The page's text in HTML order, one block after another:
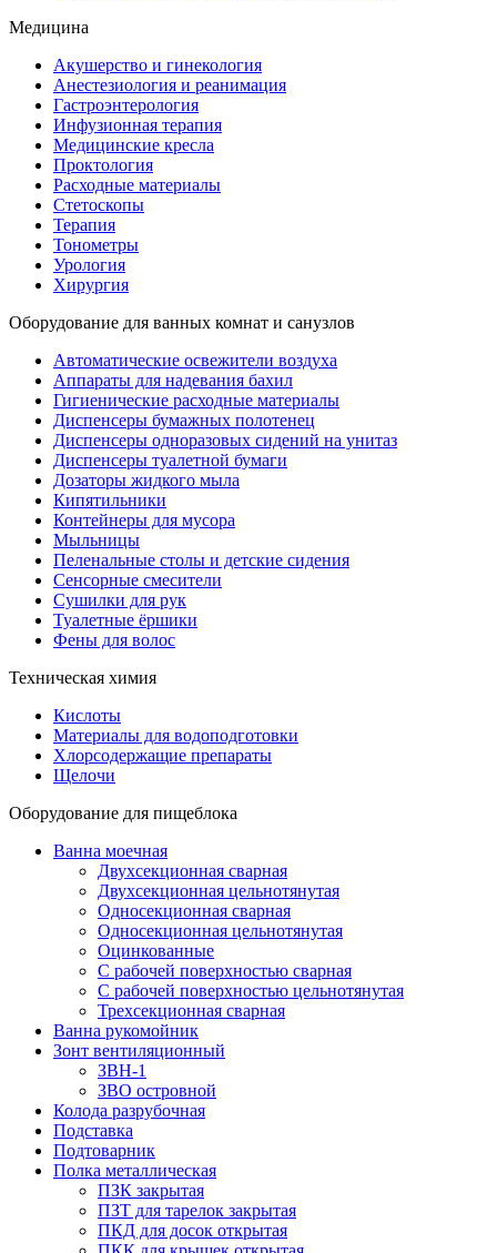
Медицина
Акушерство и гинекология
Анестезиология и реанимация
Гастроэнтерология
Инфузионная терапия
Медицинские кресла
Проктология
Расходные материалы
Стетоскопы
Терапия
Тонометры
Урология
Хирургия
Оборудование для ванных комнат и санузлов
Автоматические освежители воздуха
Аппараты для надевания бахил
Гигиенические расходные материалы
Диспенсеры бумажных полотенец
Диспенсеры одноразовых сидений на унитаз
Диспенсеры туалетной бумаги
Дозаторы жидкого мыла
Кипятильники
Контейнеры для мусора
Мыльницы
Пеленальные столы и детские сидения
Сенсорные смесители
Сушилки для рук
Туалетные ёршики
Фены для волос
Техническая химия
Кислоты
Материалы для водоподготовки
Хлорсодержащие препараты
Щелочи
Оборудование для пищеблока
Ванна моечная
Двухсекционная сварная
Двухсекционная цельнотянутая
Односекционная сварная
Односекционная цельнотянутая
Оцинкованные
С рабочей поверхностью сварная
С рабочей поверхностью цельнотянутая
Трехсекционная сварная
Ванна рукомойник
Зонт вентиляционный
ЗВН-1
ЗВО островной
Колода разрубочная
Подставка
Подтоварник
Полка металлическая
ПЗК закрытая
ПЗТ для тарелок закрытая
ПКД для досок открытая